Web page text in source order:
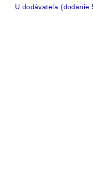
U dodávateľa (dodanie